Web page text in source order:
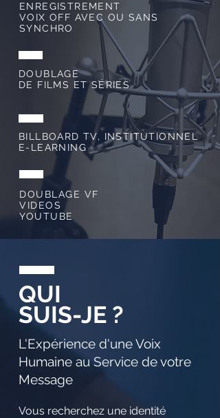
ENREGISTREMENT
VOIX OFF AVEC OU SANS
SYNCHRO
DOUBLAGE
DE FILMS ET SÉRIES
BILLBOARD TV, INSTITUTIONNEL
E-LEARNING
DOUBLAGE VF
VIDEOS
YOUTUBE
QUI
SUIS-JE ?
L'Expérience d'une Voix
Humaine au Service de votre
Message
Vous recherchez une identité